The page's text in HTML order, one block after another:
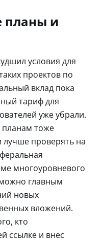
планы и
условия для
проектов по
вклад пока
тариф для
уже убрали.
планам тоже
лучше проверять на
многоуровневого
главным
новых
вложений.
кто
ссылке и внес